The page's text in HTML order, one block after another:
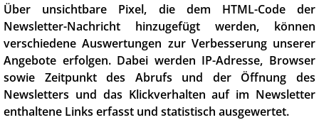
Über unsichtbare Pixel, die dem HTML-Code der
Newsletter-Nachricht hinzugefügt werden, können
verschiedene Auswertungen zur Verbesserung unserer
Angebote erfolgen. Dabei werden IP-Adresse, Browser
sowie Zeitpunkt des Abrufs und der Öffnung des
Newsletters und das Klickverhalten auf im Newsletter
enthaltene Links erfasst und statistisch ausgewertet.